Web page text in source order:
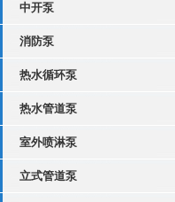
中开泵
消防泵
热水循环泵
热水管道泵
室外喷淋泵
立式管道泵